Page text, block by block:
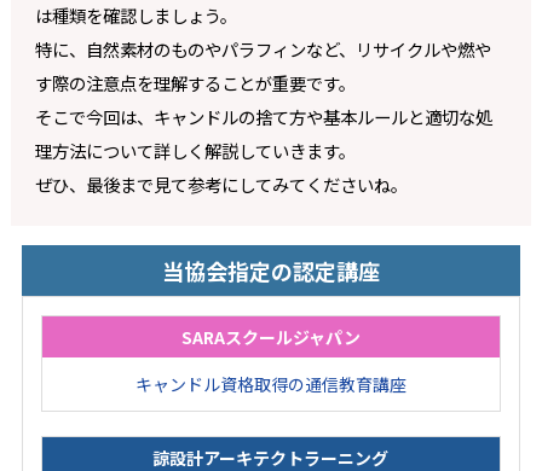
は種類を確認しましょう。
特に、自然素材のものやパラフィンなど、リサイクルや燃や
す際の注意点を理解することが重要です。
そこで今回は、キャンドルの捨て方や基本ルールと適切な処
理方法について詳しく解説していきます。
ぜひ、最後まで見て参考にしてみてくださいね。
当協会指定の認定講座
SARAスクールジャパン
キャンドル資格取得の通信教育講座
諒設計アーキテクトラーニング